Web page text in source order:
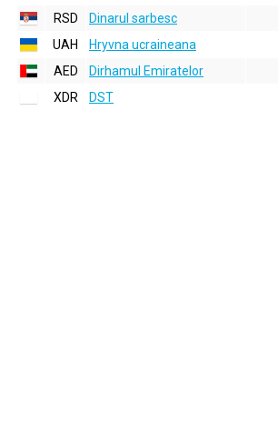
RSD
Dinarul sarbesc
UAH
Hryvna ucraineana
AED
Dirhamul Emiratelor
XDR
DST